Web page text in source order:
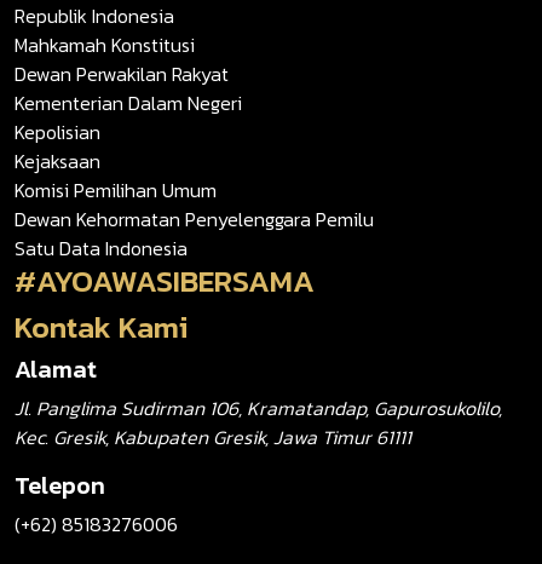
Republik Indonesia
Mahkamah Konstitusi
Dewan Perwakilan Rakyat
Kementerian Dalam Negeri
Kepolisian
Kejaksaan
Komisi Pemilihan Umum
Dewan Kehormatan Penyelenggara Pemilu
Satu Data Indonesia
#AYOAWASIBERSAMA
Kontak Kami
Alamat
Jl. Panglima Sudirman 106, Kramatandap, Gapurosukolilo,
Kec. Gresik, Kabupaten Gresik, Jawa Timur 61111
Telepon
(+62) 85183276006